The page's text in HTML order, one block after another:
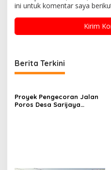
ini untuk komentar saya
Berita Terkini
Proyek Pengecoran Jalan
Poros Desa Sarijaya